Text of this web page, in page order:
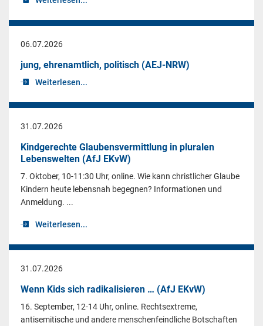
06.07.2026
jung, ehrenamtlich, politisch (AEJ-NRW)
Weiterlesen...
31.07.2026
Kindgerechte Glaubensvermittlung in pluralen
Lebenswelten (AfJ EKvW)
7. Oktober, 10-11:30 Uhr, online. Wie kann christlicher Glaube
Kindern heute lebensnah begegnen? Informationen und
Anmeldung. ...
Weiterlesen...
31.07.2026
Wenn Kids sich radikalisieren … (AfJ EKvW)
16. September, 12-14 Uhr, online. Rechtsextreme,
antisemitische und andere menschenfeindliche Botschaften